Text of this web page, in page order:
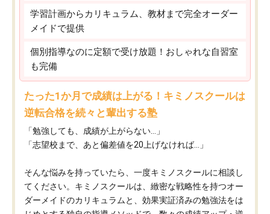
学習計画からカリキュラム、教材まで完全オーダー
メイドで提供
個別指導なのに定額で受け放題！おしゃれな自習室
も完備
たった1か月で成績は上がる！キミノスクールは
逆転合格を続々と輩出する塾
「勉強しても、成績が上がらない…」
「志望校まで、あと偏差値を20上げなければ…」
そんな悩みを持っていたら、一度キミノスクールに相談し
てください。キミノスクールは、緻密な戦略性を持つオー
ダーメイドのカリキュラムと、効果実証済みの勉強法をは